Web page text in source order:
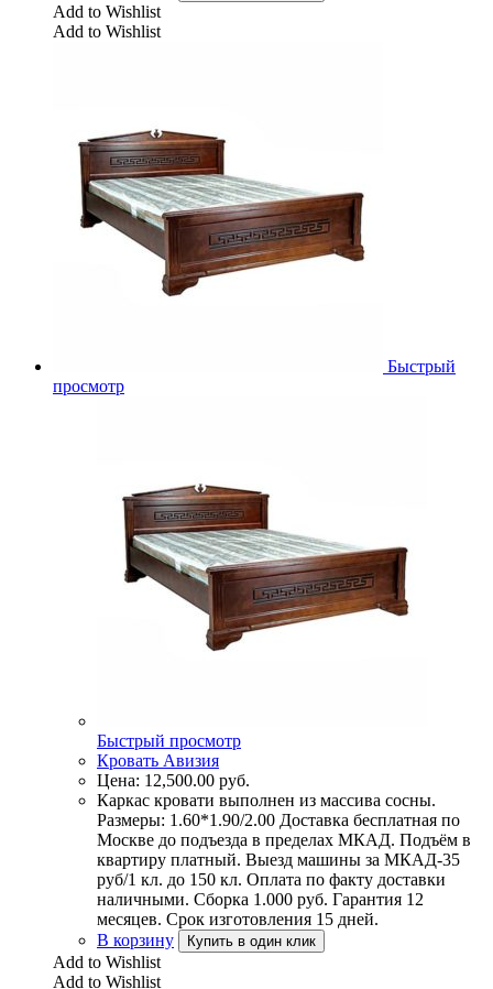
Add to Wishlist
Add to Wishlist
Быстрый
просмотр
Быстрый просмотр
Кровать Авизия
Цена: 12,500.00 руб.
Каркас кровати выполнен из массива сосны.
Размеры: 1.60*1.90/2.00 Доставка бесплатная по
Москве до подъезда в пределах МКАД. Подъём в
квартиру платный. Выезд машины за МКАД-35
руб/1 кл. до 150 кл. Оплата по факту доставки
наличными. Сборка 1.000 руб. Гарантия 12
месяцев. Срок изготовления 15 дней.
В корзину
Купить в один клик
Add to Wishlist
Add to Wishlist